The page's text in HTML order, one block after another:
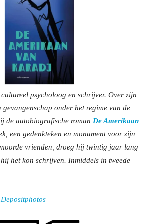
psycholoog en schrijver. Over zijn
onder het regime van de
de autobiografische roman De Amerikaan
een gedenkteken en monument voor zijn
vrienden, droeg hij twintig jaar lang
het kon schrijven. Inmiddels in tweede